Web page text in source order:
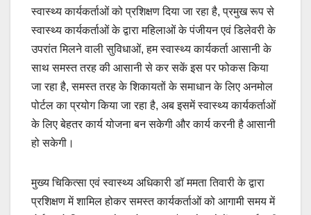
स्वास्थ्य कार्यकर्ताओं को प्रशिक्षण दिया जा रहा है, प्रमुख रूप से
स्वास्थ्य कार्यकर्ताओं के द्वारा महिलाओं के पंजीयन एवं डिलेवरी के
उपरांत मिलने वाली सुविधाओं, हम स्वास्थ्य कार्यकर्ता आसानी के
साथ समस्त तरह की आसानी से कर सकें इस पर फोकस किया
जा रहा है, समस्त तरह के शिकायतों के समाधान के लिए अनमोल
पोर्टल का प्रयोग किया जा रहा है, अब इसमें स्वास्थ्य कार्यकर्ताओं
के लिए बेहतर कार्य योजना बन सकेगी और कार्य करनी है आसानी
हो सकेगी।
मुख्य चिकित्सा एवं स्वास्थ्य अधिकारी डॉ ममता तिवारी के द्वारा
प्रशिक्षण में शामिल होकर समस्त कार्यकर्ताओं को आगामी समय में